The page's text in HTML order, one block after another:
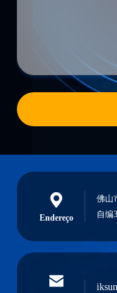
Endereço
佛山
自编